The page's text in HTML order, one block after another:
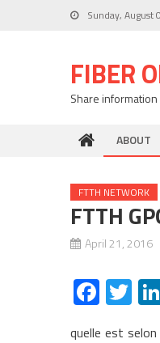
Sunday, August
FIBER
Share
ABOUT
FTTH NETWORK
FTTH
April 21, 2016
quelle est